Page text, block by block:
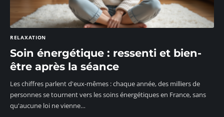
RELAXATION
Soin énergétique : ressenti et bien-
être après la séance
Les chiffres parlent d'eux-mêmes : chaque année, des milliers de
personnes se tournent vers les soins énergétiques en France, sans
qu'aucune loi ne vienne…